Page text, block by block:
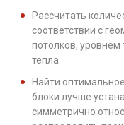
Рассчитать
соответствии с
потолков, уровнем
тепла.
Найти
блоки лучше
симметрично